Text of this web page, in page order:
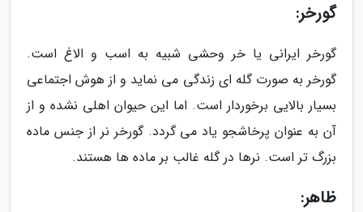
گورخر:
گورخر ایرانی یا خر وحشی شبیه به اسب و الاغ است.
گورخر به صورت گله ای زندگی می نماید و از هوش اجتماعی
بسیار بالایی برخوردار است. اما این حیوان اهلی نشده و از
آن به عنوان پرخاشجو یاد می گردد. گورخر نر از جنس ماده
بزرگ تر است. نرها در گله غالب بر ماده ها هستند.
ظاهر: